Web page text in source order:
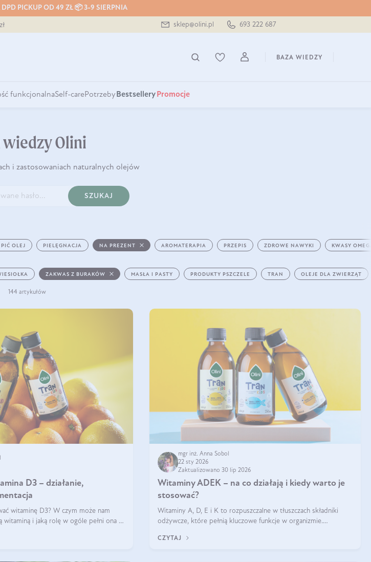
PICKUP OD 49 ZŁ 📦 3-9 SIERPNIA
sklep@olini.pl 693 222 687
BAZA WIEDZY
funkcjonalnaSelf-carePotrzeby Bestsellery Promocje
wiedzy Olini
i zastosowaniach naturalnych olejów
SZUKAJ
OLEJ PIELĘGNACJA NA PREZENT AROMATERAPIA PRZEPIS ZDROWE NAWYKI KWASY
ZAKWAS Z BURAKÓW MASŁA I PASTY PRODUKTY PSZCZELE TRAN OLEJE DLA ZWIERZĄT
144 artykułów
D3 – działanie,
witaminę D3? W czym może nam
witaminą i jaką rolę w ogóle pełni ona w
ale czy wiesz, dlaczego warto to
mgr inż. Anna Sobol
22 sty 2026
Zaktualizowano 30 lip 2026
Witaminy ADEK – na co działają i kiedy warto je
stosować?
Witaminy A, D, E i K to rozpuszczalne w tłuszczach składniki
odżywcze, które pełnią kluczowe funkcje w organizmie.
krzepliwość krwi oraz mineralizację kości.
CZYTAJ